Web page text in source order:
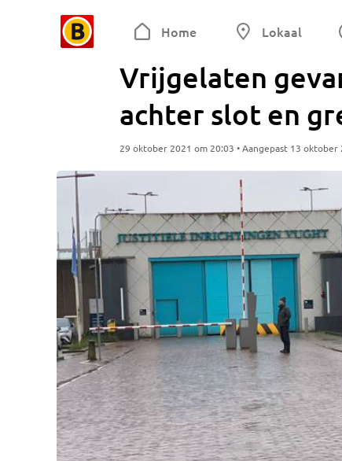
Home Lokaal
Vrijgelaten
achter slot en
29 oktober 2021 om 20:03 • Aangepast 13 oktober